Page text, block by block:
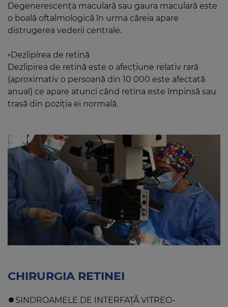
Degenerescența maculară sau gaura maculară este
o boală oftalmologică în urma căreia apare
distrugerea vederii centrale.
▫️Dezlipirea de retină
Dezlipirea de retină este o afecțiune relativ rară
(aproximativ o persoană din 10 000 este afectată
anual) ce apare atunci când retina este împinsă sau
trasă din poziția ei normală.
CHIRURGIA RETINEI
⏺️SINDROAMELE DE INTERFAȚĂ VITREO-